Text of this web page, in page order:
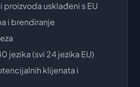
usklađeni s EU
i brendiranje
jezika (svi 24 jezika EU)
klijenata i